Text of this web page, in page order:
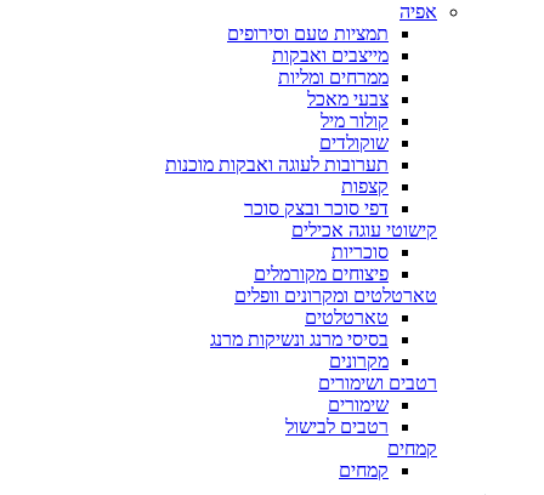
אפיה
תמציות טעם וסירופים
מייצבים ואבקות
ממרחים ומליות
צבעי מאכל
קולור מיל
שוקולדים
תערובות לעוגה ואבקות מוכנות
קצפות
דפי סוכר ובצק סוכר
קישוטי עוגה אכילים
סוכריות
פיצוחים מקורמלים
טארטלטים ומקרונים וופלים
טארטלטים
בסיסי מרנג ונשיקות מרנג
מקרונים
רטבים ושימורים
שימורים
רטבים לבישול
קמחים
קמחים